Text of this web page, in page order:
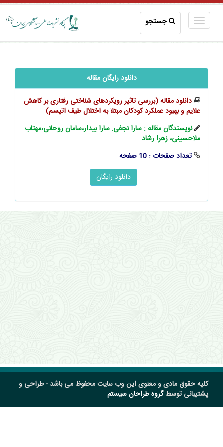
جستجو
دانلود رایگان مقاله
دانلود مقاله (بررسی تاثیر رویکردهای شناختی رفتاری بر کاهش
علایم و بهبود عملکرد کودکان مبتلا به اختلال طیف اتیسم)
نویسندگان مقاله : سارا نجفی. سارا بیدار،سامان روحانی،مهتاب
ملاحسینی، زهرا رشاد
تعداد صفحات : 10 صفحه
کلیه حقوق مادی و معنوی این وب سایت محفوظ می باشد - طراحی و
پشتیبانی توسطگروه طراحان سیستم